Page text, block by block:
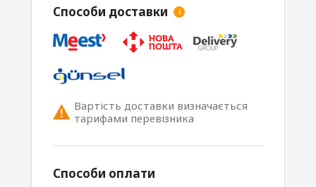
Способи доставки i
Вартість доставки визначається
тарифами перевізника
Способи оплати